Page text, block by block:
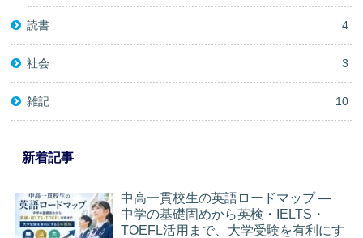
読書 4
社会 3
雑記 10
新着記事
中高一貫校生の英語ロードマップ ―
中学の基礎固めから英検・IELTS・
TOEFL活用まで、大学受験を有利にす